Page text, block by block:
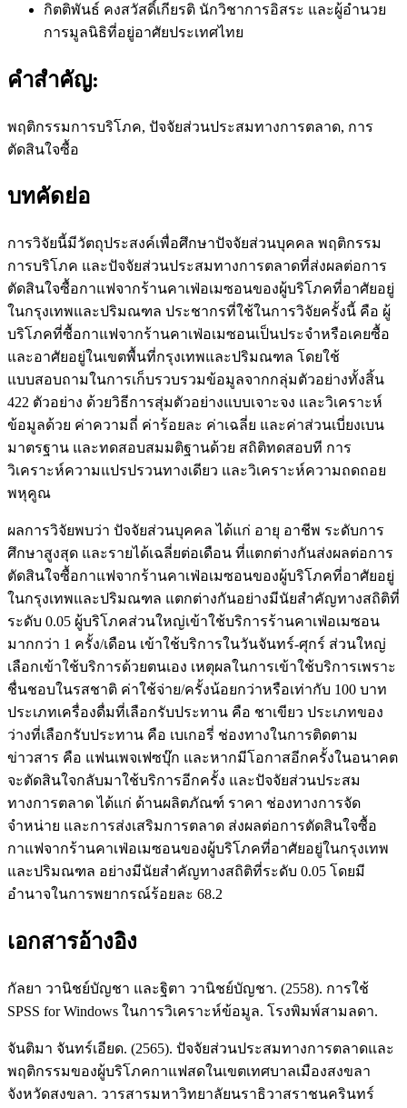
กิตติพันธ์ คงสวัสดิ์เกียรติ นักวิชาการอิสระ และผู้อำนวย
การมูลนิธิที่อยู่อาศัยประเทศไทย
คำสำคัญ:
พฤติกรรมการบริโภค, ปัจจัยส่วนประสมทางการตลาด, การ
ตัดสินใจซื้อ
บทคัดย่อ
การวิจัยนี้มีวัตถุประสงค์เพื่อศึกษาปัจจัยส่วนบุคคล พฤติกรรม
การบริโภค และปัจจัยส่วนประสมทางการตลาดที่ส่งผลต่อการ
ตัดสินใจซื้อกาแฟจากร้านคาเฟ่อเมซอนของผู้บริโภคที่อาศัยอยู่
ในกรุงเทพและปริมณฑล ประชากรที่ใช้ในการวิจัยครั้งนี้ คือ ผู้
บริโภคที่ซื้อกาแฟจากร้านคาเฟ่อเมซอนเป็นประจำหรือเคยซื้อ
และอาศัยอยู่ในเขตพื้นที่กรุงเทพและปริมณฑล โดยใช้
แบบสอบถามในการเก็บรวบรวมข้อมูลจากกลุ่มตัวอย่างทั้งสิ้น
422 ตัวอย่าง ด้วยวิธีการสุ่มตัวอย่างแบบเจาะจง และวิเคราะห์
ข้อมูลด้วย ค่าความถี่ ค่าร้อยละ ค่าเฉลี่ย และค่าส่วนเบี่ยงเบน
มาตรฐาน และทดสอบสมมติฐานด้วย สถิติทดสอบที การ
วิเคราะห์ความแปรปรวนทางเดียว และวิเคราะห์ความถดถอย
พหุคูณ
ผลการวิจัยพบว่า ปัจจัยส่วนบุคคล ได้แก่ อายุ อาชีพ ระดับการ
ศึกษาสูงสุด และรายได้เฉลี่ยต่อเดือน ที่แตกต่างกันส่งผลต่อการ
ตัดสินใจซื้อกาแฟจากร้านคาเฟ่อเมซอนของผู้บริโภคที่อาศัยอยู่
ในกรุงเทพและปริมณฑล แตกต่างกันอย่างมีนัยสำคัญทางสถิติที่
ระดับ 0.05 ผู้บริโภคส่วนใหญ่เข้าใช้บริการร้านคาเฟ่อเมซอน
มากกว่า 1 ครั้ง/เดือน เข้าใช้บริการในวันจันทร์-ศุกร์ ส่วนใหญ่
เลือกเข้าใช้บริการด้วยตนเอง เหตุผลในการเข้าใช้บริการเพราะ
ชื่นชอบในรสชาติ ค่าใช้จ่าย/ครั้งน้อยกว่าหรือเท่ากับ 100 บาท
ประเภทเครื่องดื่มที่เลือกรับประทาน คือ ชาเขียว ประเภทของ
ว่างที่เลือกรับประทาน คือ เบเกอรี่ ช่องทางในการติดตาม
ข่าวสาร คือ แฟนเพจเฟซบุ๊ก และหากมีโอกาสอีกครั้งในอนาคต
จะตัดสินใจกลับมาใช้บริการอีกครั้ง และปัจจัยส่วนประสม
ทางการตลาด ได้แก่ ด้านผลิตภัณฑ์ ราคา ช่องทางการจัด
จำหน่าย และการส่งเสริมการตลาด ส่งผลต่อการตัดสินใจซื้อ
กาแฟจากร้านคาเฟ่อเมซอนของผู้บริโภคที่อาศัยอยู่ในกรุงเทพ
และปริมณฑล อย่างมีนัยสำคัญทางสถิติที่ระดับ 0.05 โดยมี
อำนาจในการพยากรณ์ร้อยละ 68.2
เอกสารอ้างอิง
กัลยา วานิชย์บัญชา และฐิตา วานิชย์บัญชา. (2558). การใช้
SPSS for Windows ในการวิเคราะห์ข้อมูล. โรงพิมพ์สามลดา.
จันติมา จันทร์เอียด. (2565). ปัจจัยส่วนประสมทางการตลาดและ
พฤติกรรมของผู้บริโภคกาแฟสดในเขตเทศบาลเมืองสงขลา
จังหวัดสงขลา. วารสารมหาวิทยาลัยนราธิวาสราชนครินทร์